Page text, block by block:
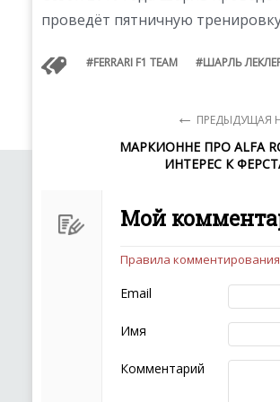
проведёт пятничную
FERRARI F1 TEAM ШАРЛЬ
← ПРЕДЫДУЩАЯ
МАРКИОННЕ ПРО ALFA
ИНТЕРЕС К
Мой
Чтобы ваш комментарий
следующих правил:
Комментарий не
эмоциональных
Не стоит
Пожалуйста, не
также призывы к
Правила комментирования
Email
Имя
Комментарий